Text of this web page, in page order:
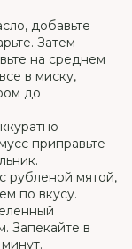
добавьте
Затем
на среднем
в миску,
до
приправьте
рубленой мятой,
по вкусу.
Запекайте в